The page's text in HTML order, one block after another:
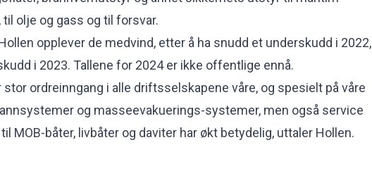
olje og gass og til forsvar.
opplever de medvind, etter å ha snudd et underskudd i 2022,
i 2023. Tallene for 2024 er ikke offentlige ennå.
stor ordreinngang i alle driftsselskapene våre, og spesielt på våre
og masseevakuerings-systemer, men også service
MOB-båter, livbåter og daviter har økt betydelig, uttaler Hollen.